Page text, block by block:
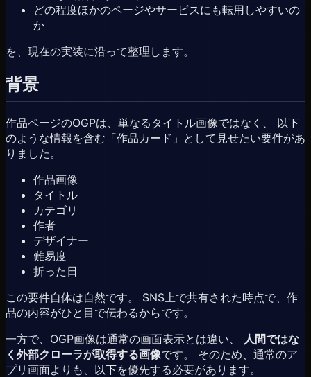
どの程度ほかのページやサービスにも転用しやすいの
か
を、現在の実装に沿って整理します。
背景
作品ページのOGPは、単なるタイトル画像ではなく、 以下
のような情報を含む「作品カード」として見せたい要件があ
りました。
作品画像
タイトル
カテゴリ
作者
デザイナー
難易度
折った日
この要件自体は自然です。 SNS上で共有された時点で、作
品の内容がひと目で伝わるからです。
一方で、OGP画像は通常の画面表示とは違い、
人間ではな
く外部クローラが取得する画像です。 そのため、通常のア
プリ画面よりも、以下を優先する必要があります。